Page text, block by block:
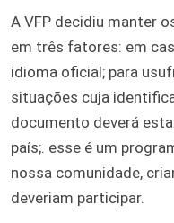
A VFP decidiu manter
em três fatores: em
idioma oficial; para
situações cuja
documento deverá
país;. esse é um
nossa comunidade,
deveriam participar.